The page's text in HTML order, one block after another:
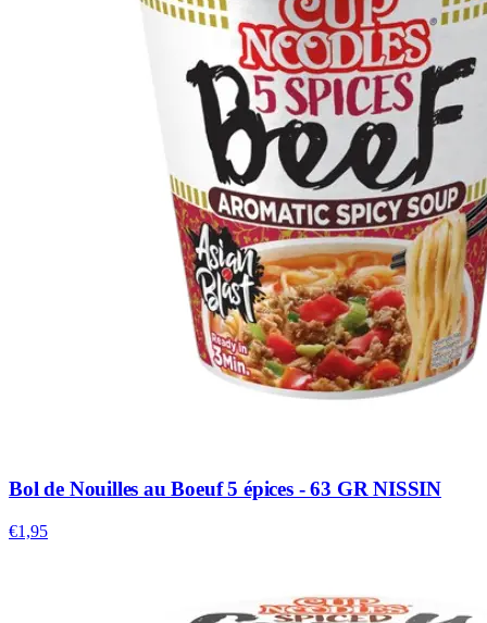
Bol de Nouilles au Boeuf 5 épices - 63 GR NISSIN
€1,95